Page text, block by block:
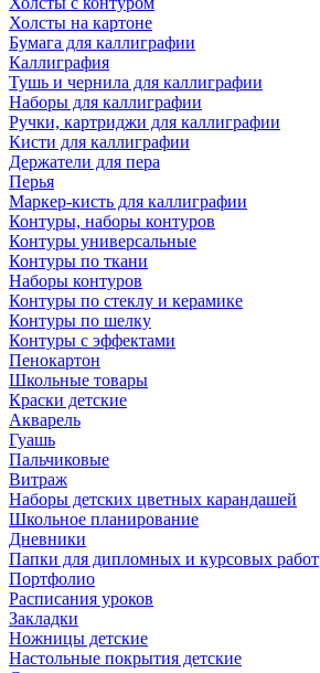
Холсты на картоне
Бумага для каллиграфии
Каллиграфия
Тушь и чернила для каллиграфии
Наборы для каллиграфии
Ручки, картриджи для каллиграфии
Кисти для каллиграфии
Держатели для пера
Перья
Маркер-кисть для каллиграфии
Контуры, наборы контуров
Контуры универсальные
Контуры по ткани
Наборы контуров
Контуры по стеклу и керамике
Контуры по шелку
Контуры с эффектами
Пенокартон
Школьные товары
Краски детские
Акварель
Гуашь
Пальчиковые
Витраж
Наборы детских цветных карандашей
Школьное планирование
Дневники
Папки для дипломных и курсовых работ
Портфолио
Расписания уроков
Закладки
Ножницы детские
Настольные покрытия детские